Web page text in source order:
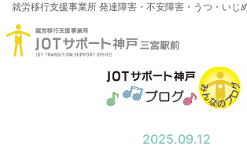
就労移行支援事業所 発達障害・不安障害・うつ・いじ
2025.09.12